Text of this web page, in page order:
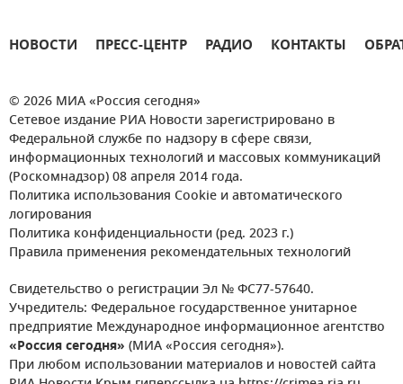
НОВОСТИ ПРЕСС-ЦЕНТР РАДИО КОНТАКТЫ
© 2026 МИА «Россия сегодня»
Сетевое издание РИА Новости зарегистрировано в
Федеральной службе по надзору в сфере связи,
информационных технологий и массовых коммуникаций
(Роскомнадзор) 08 апреля 2014 года.
Политика использования Cookie и автоматического
логирования
Политика конфиденциальности (ред. 2023 г.)
Правила применения рекомендательных технологий
Свидетельство о регистрации Эл № ФС77-57640.
Учредитель: Федеральное государственное унитарное
предприятие Международное информационное агентство
«Россия сегодня» (МИА «Россия сегодня»).
При любом использовании материалов и новостей сайта